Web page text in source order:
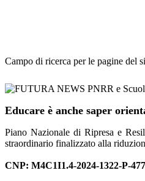
Campo di ricerca per le pagine del
Educare è anche saper
Piano Nazionale di Ripresa e
straordinario finalizzato alla
CNP: M4C1I1.4-2024-1322-P-